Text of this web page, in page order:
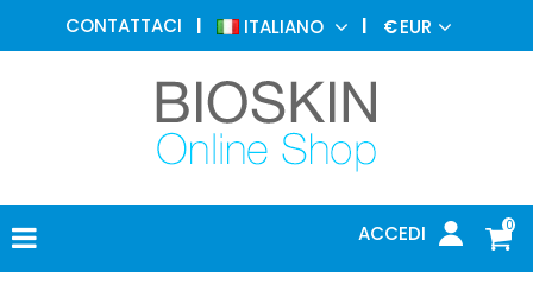
CONTATTACI ITALIANO €EUR
0
ACCEDI
MEDICINA
ESTETICA
DERMATOLOGIA
FOTOTERAPIA
ELETTROMEDICALI
MEDICO